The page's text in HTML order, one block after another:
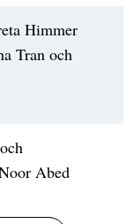
Himmer
Tran och
Abed